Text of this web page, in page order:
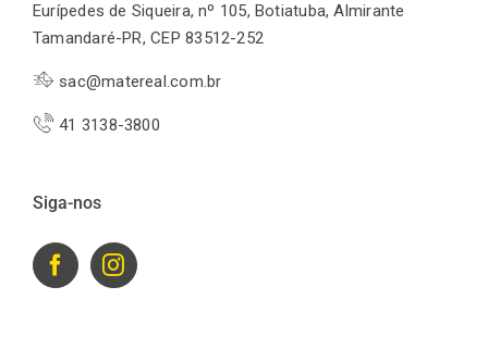
Eurípedes de Siqueira, nº 105, Botiatuba, Almirante
Tamandaré-PR, CEP 83512-252
sac@matereal.com.br
41 3138-3800
Siga-nos